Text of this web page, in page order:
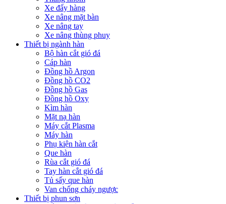
Xe đẩy hàng
Xe nâng mặt bàn
Xe nâng tay
Xe nâng thùng phuy
Thiết bị ngành hàn
Bộ hàn cắt gió đá
Cáp hàn
Đồng hồ Argon
Đồng hồ CO2
Đồng hồ Gas
Đồng hồ Oxy
Kìm hàn
Mặt nạ hàn
Máy cắt Plasma
Máy hàn
Phụ kiện hàn cắt
Que hàn
Rùa cắt gió đá
Tay hàn cắt gió đá
Tủ sấy que hàn
Van chống cháy ngược
Thiết bị phun sơn